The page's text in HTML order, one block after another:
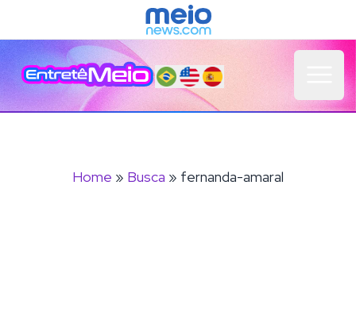
Home » Busca » fernanda-amaral